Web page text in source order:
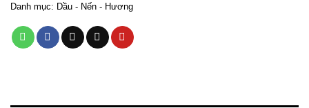
Danh mục: Dầu - Nến - Hương